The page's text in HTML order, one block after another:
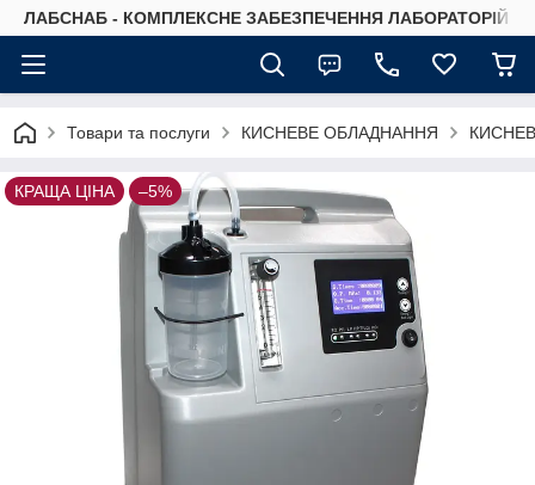
ЛАБСНАБ - КОМПЛЕКСНЕ ЗАБЕЗПЕЧЕННЯ ЛАБОРАТОРІЙ
Товари та послуги КИСНЕВЕ ОБЛАДНАННЯ
КРАЩА ЦІНА –5%